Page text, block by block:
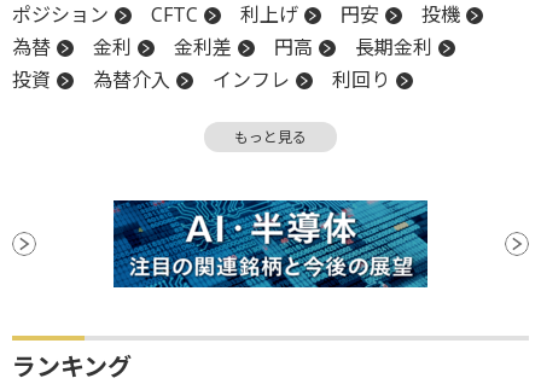
ポジション CFTC 利上げ 円安
投機
為替
金利 金利差 円高
長期金利
投資
為替介入 インフレ
利回り
もっと見る
ランキング